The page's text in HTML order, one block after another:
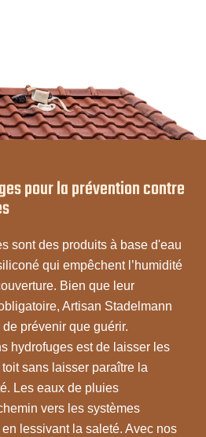
pour la prévention contre
sont des produits à base d'eau
qui empêchent l’humidité
Bien que leur
Artisan Stadelmann
prévenir que guérir.
hydrofuges est de laisser les
sans laisser paraître la
Les eaux de pluies
vers les systèmes
en lessivant la saleté. Avec nos